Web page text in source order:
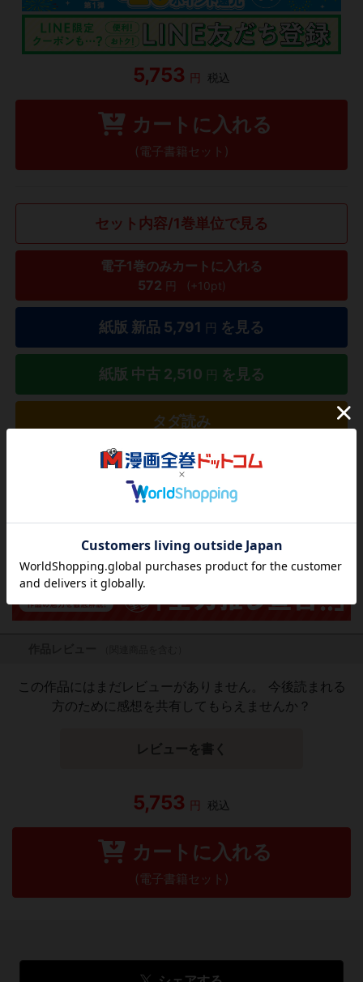
5,753 円 税込
カートに入れる
(電子書籍セット)
セット内容/1巻単位で見る
電子1巻のみカートに入れる
572 円 (+10pt)
紙版 新品 5,791 円 を見る
紙版 中古 2,510 円 を見る
タダ読み
欲しいリストに追加する
気になる商品を登録
この作品にはまだレビューがありません。 今後読まれる
方のために感想を共有してもらえませんか？
レビューを書く
5,753 円 税込
カートに入れる
(電子書籍セット)